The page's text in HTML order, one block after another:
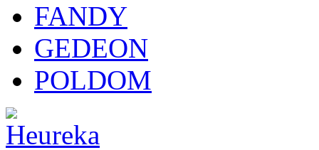
FANDY
GEDEON
POLDOM